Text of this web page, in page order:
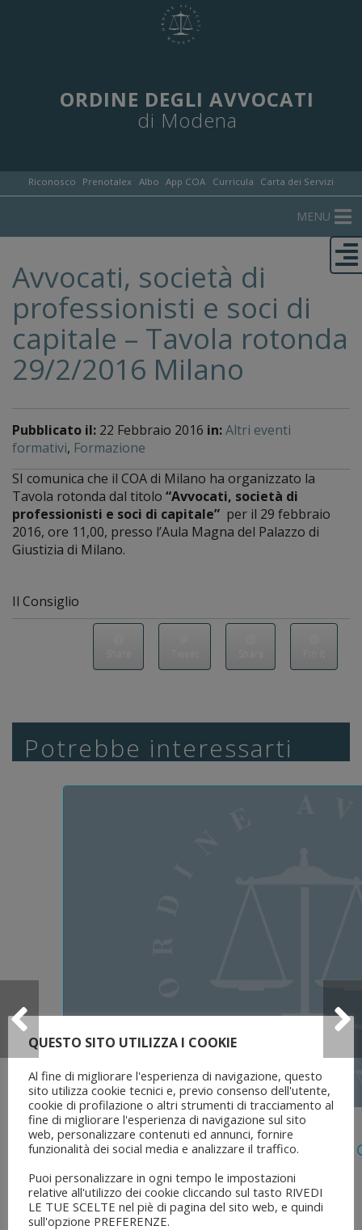
ORDINE DEGLI AVVOCATI
di Modena
Riconosco Prenotalex Albo App COA Curricula Carta dei Servizi
MENU
Avvocati, società di
professionisti e soci di
capitale – Tavola rotonda
29/2/2016 Milano
Pubblicato il: 22 Febbraio 2016 in:Altri eventi
formativi, Formazione
SI comunica che il COA di Milano ha organizzato la
Tavola rotonda dal titolo “Avvocati, società di
professionisti e soci di capitale” per il 29 febbraio
2016, ore 11,00, presso l’Aula Magna del Palazzo di
Giustizia di Milano.
Il Consiglio
Potrebbe interessarti
5 Agosto 2026
Legge 28 Luglio 2026 N. 137 “delega
Dell’ordinamento Forense”
QUESTO SITO UTILIZZA I COOKIE
Al fine di migliorare l'esperienza di navigazione, questo
sito utilizza cookie tecnici e, previo consenso dell'utente,
cookie di profilazione o altri strumenti di tracciamento al
fine di migliorare l'esperienza di navigazione sul sito
web, personalizzare contenuti ed annunci, fornire
funzionalità dei social media e analizzare il traffico.
Puoi personalizzare in ogni tempo le impostazioni
relative all'utilizzo dei cookie cliccando sul tasto RIVEDI
LE TUE SCELTE nel piè di pagina del sito web, e quindi
sull'opzione PREFERENZE.